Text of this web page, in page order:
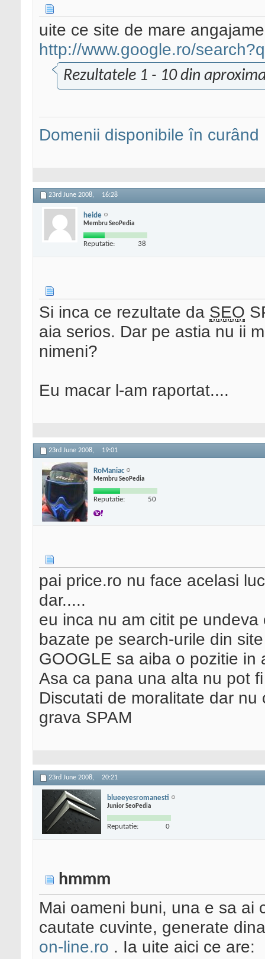
uite ce site de mare
http://www.google.ro/
Rezultatele 1 - 10 din
Domenii disponibile în curând
23rd June 2008, 16:28
heide
Membru SeoPedia
Reputatie: 38
Si inca ce rezultate da SEO
aia serios. Dar pe astia nu ii
nimeni?
Eu macar l-am raportat....
23rd June 2008, 19:01
RoManiac
Membru SeoPedia
Reputatie: 50
pai price.ro nu face acelasi
dar.....
eu inca nu am citit pe
bazate pe search-urile din
GOOGLE sa aiba o pozitie in
Asa ca pana una alta nu pot
Discutati de moralitate dar
grava SPAM
23rd June 2008, 20:21
blueeyesromanesti
Junior SeoPedia
Reputatie: 0
hmmm
Mai oameni buni, una e sa ai
cautate cuvinte, generate
on-line.ro . Ia uite aici ce are: